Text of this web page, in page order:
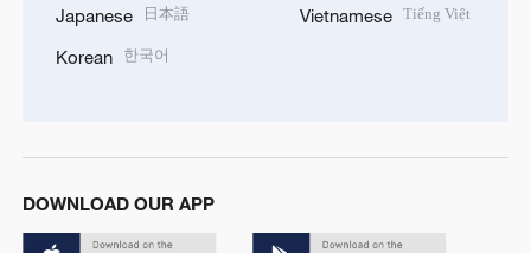
Japanese 日本語
Korean 한국어
Vietnamese Tiếng Việt
DOWNLOAD OUR APP